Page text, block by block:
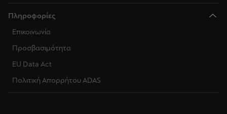
Πληροφορίες
Επικοινωνία
Προσβασιμότητα
EU Data Act
Πολιτική Απορρήτου ADAS